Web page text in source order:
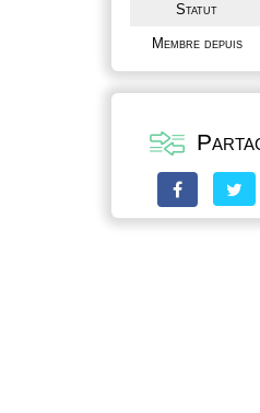
Statut
Membre depuis